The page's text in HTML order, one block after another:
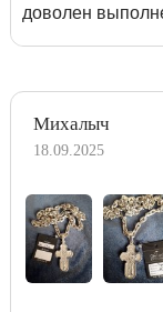
доволен
Михалыч
18.09.2025